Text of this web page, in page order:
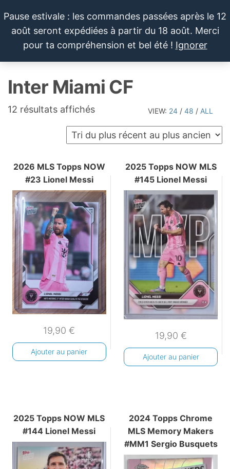
au
contenu
Pause estivale : les commandes passées après le 12
août seront expédiées à partir du 18 août. Merci
pour ta compréhension et bel été ! Ignorer
LE SPORTIF
DU
Cartes
et
produits
autour
du
sport et
pop
culture
Inter Miami CF
VIEW: 24 / 48 / ALL
12 résultats affichésTrié
plus
au
ancien
2026 MLS Topps NOW
#23 Lionel Messi
19,90€
Ajouter au panier
2025 Topps NOW MLS
#145 Lionel Messi
19,90 €
Ajouter au panier
2025 Topps NOW MLS
#144 Lionel Messi
2024 Topps Chrome
MLS Memory Makers
#MM1 Sergio Busquets